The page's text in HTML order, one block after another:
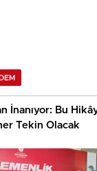
İnanıyor: Bu
Tekin Olacak